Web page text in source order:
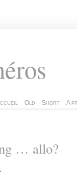
Old Short A
… allo?